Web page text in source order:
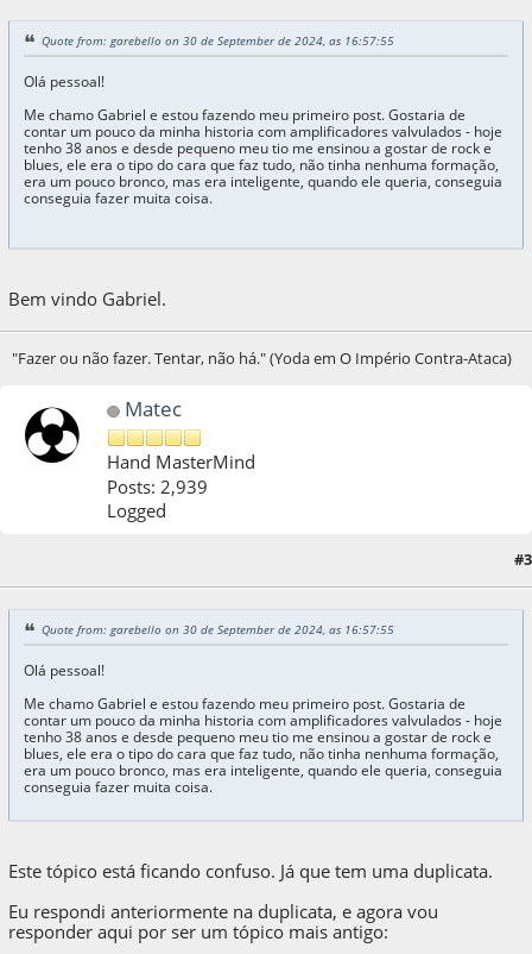
Quote from: garebello on 30 de September de 2024, as 16:57:55
Olá pessoal!
Me chamo Gabriel e estou fazendo meu primeiro post. Gostaria de
contar um pouco da minha historia com amplificadores valvulados - hoje
tenho 38 anos e desde pequeno meu tio me ensinou a gostar de rock e
blues, ele era o tipo do cara que faz tudo, não tinha nenhuma formação,
era um pouco bronco, mas era inteligente, quando ele queria, conseguia
conseguia fazer muita coisa.
Bem vindo Gabriel.
"Fazer ou não fazer. Tentar, não há." (Yoda em O Império Contra-Ataca)
Matec
Hand MasterMind
Posts: 2,939
Logged
#3
Quote from: garebello on 30 de September de 2024, as 16:57:55
Olá pessoal!
Me chamo Gabriel e estou fazendo meu primeiro post. Gostaria de
contar um pouco da minha historia com amplificadores valvulados - hoje
tenho 38 anos e desde pequeno meu tio me ensinou a gostar de rock e
blues, ele era o tipo do cara que faz tudo, não tinha nenhuma formação,
era um pouco bronco, mas era inteligente, quando ele queria, conseguia
conseguia fazer muita coisa.
Este tópico está ficando confuso. Já que tem uma duplicata.
Eu respondi anteriormente na duplicata, e agora vou
responder aqui por ser um tópico mais antigo: